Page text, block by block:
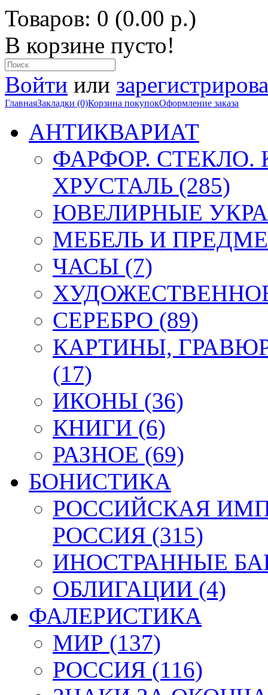
Товаров: 0 (0.00 р.)
В корзине пусто!
Войти или
ГлавнаяЗакладки (0)Корзина покупокОформление заказа
АНТИКВАРИАТ
ФАРФОР.
ХРУСТАЛЬ (285)
ЮВЕЛИРНЫЕ
МЕБЕЛЬ И
ЧАСЫ (7)
СЕРЕБРО (89)
КАРТИНЫ,
(17)
ИКОНЫ (36)
КНИГИ (6)
РАЗНОЕ (69)
БОНИСТИКА
РОССИЙСКАЯ
РОССИЯ (315)
ИНОСТРАННЫЕ
ОБЛИГАЦИИ (4)
ФАЛЕРИСТИКА
МИР (137)
РОССИЯ (116)